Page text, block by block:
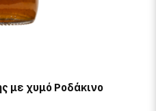
με χυμό Ροδάκινο